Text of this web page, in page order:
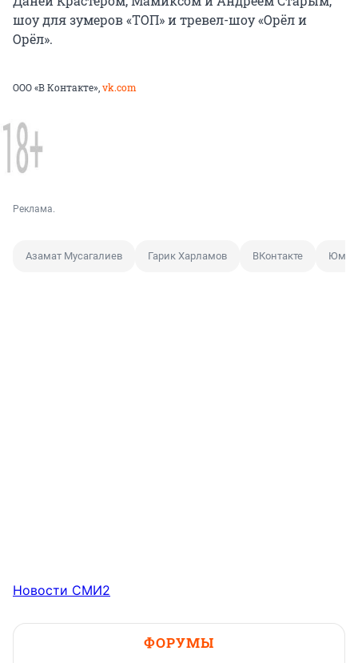
шоу для зумеров «ТОП» и тревел-шоу «Орёл и
Орёл».
ООО «В Контакте»,vk.com
Реклама.
Азамат Мусагалиев Гарик Харламов ВКонтакте
Новости СМИ2
ФОРУМЫ